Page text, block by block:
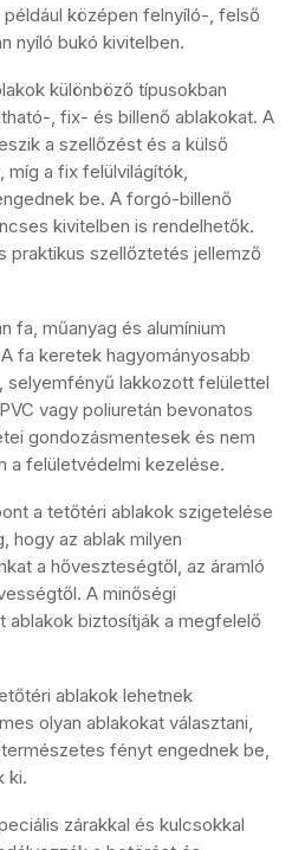
középen felnyíló-, felső
nyíló bukó kivitelben.
különböző típusokban
, fix- és billenő ablakokat. A
a szellőzést és a külső
a fix felülvilágítók,
be. A forgó-billenő
kivitelben is rendelhetők.
praktikus szellőztetés jellemző
fa, műanyag és alumínium
fa keretek hagyományosabb
selyemfényű lakkozott felülettel
vagy poliuretán bevonatos
gondozásmentesek és nem
a felületvédelmi kezelése.
a tetőtéri ablakok szigetelése
hogy az ablak milyen
a hőveszteségtől, az áramló
A minőségi
ablakok biztosítják a megfelelő
ablakok lehetnek
olyan ablakokat választani,
fényt engednek be,
ki.
zárakkal és kulcsokkal